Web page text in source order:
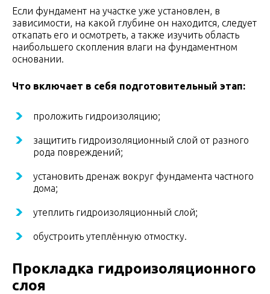
Если фундамент на участке уже установлен, в
зависимости, на какой глубине он находится, следует
откапать его и осмотреть, а также изучить область
наибольшего скопления влаги на фундаментном
основании.
Что включает в себя подготовительный этап:
проложить гидроизоляцию;
защитить гидроизоляционный слой от разного
рода повреждений;
установить дренаж вокруг фундамента частного
дома;
утеплить гидроизоляционный слой;
обустроить утеплённую отмостку.
Прокладка гидроизоляционного
слоя